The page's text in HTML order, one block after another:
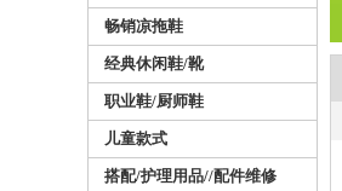
畅销凉拖鞋
经典休闲鞋/靴
职业鞋/厨师鞋
儿童款式
搭配/护理用品//配件维修